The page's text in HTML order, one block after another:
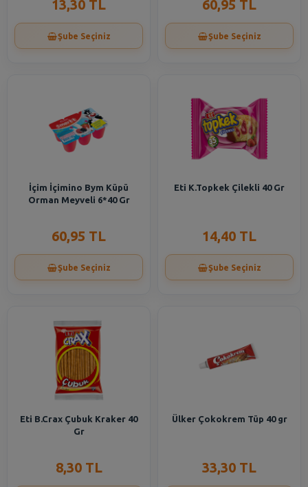
13,30 TL
Şube Seçiniz
60,95 TL
Şube Seçiniz
İçim İçimino Bym Küpü
Orman Meyveli 6*40 Gr
60,95 TL
Şube Seçiniz
Eti K.Topkek Çilekli 40 Gr
14,40 TL
Şube Seçiniz
Eti B.Crax Çubuk Kraker 40
Gr
8,30 TL
Ülker Çokokrem Tüp 40 gr
33,30 TL